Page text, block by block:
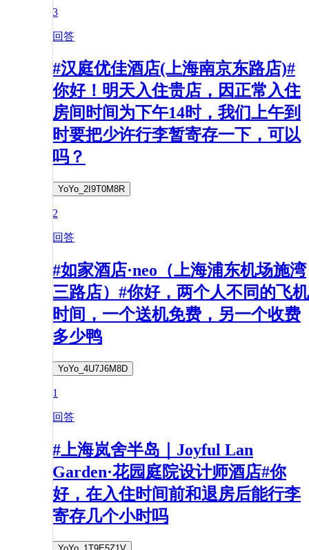
3
回答
#汉庭优佳酒店(上海南京东路店)#
你好！明天入住贵店，因正常入住
房间时间为下午14时，我们上午到
时要把少许行李暂寄存一下，可以
吗？
YoYo_2I9T0M8R
2
回答
#如家酒店·neo（上海浦东机场施湾
三路店）#你好，两个人不同的飞机
时间，一个送机免费，另一个收费
多少鸭
YoYo_4U7J6M8D
1
回答
#上海岚舍半岛｜Joyful Lan
Garden·花园庭院设计师酒店#你
好，在入住时间前和退房后能行李
寄存几个小时吗